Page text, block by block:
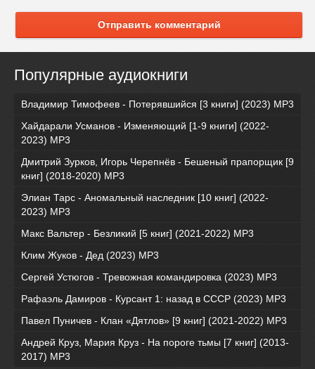
Отправить комментарий
Популярные аудиокниги
Владимир Тимофеев - Потерявшийся [3 книги] (2023) МР3
Хайдарали Усманов - Изменяющий [1-9 книги] (2022-
2023) МР3
Дмитрий Зурков, Игорь Черепнёв - Бешеный прапорщик [9
книг] (2018-2020) МР3
Элиан Тарс - Аномальный наследник [10 книг] (2022-
2023) MP3
Макс Вальтер - Безликий [5 книг] (2021-2022) МР3
Клим Жуков - Дед (2023) MP3
Сергей Устюгов - Тревожная командировка (2023) МР3
Рафаэль Дамиров - Курсант 1: назад в СССР (2023) МР3
Павел Пуничев - Клан «Дятлов» [9 книг] (2021-2022) MP3
Андрей Круз, Мария Круз - На пороге тьмы [7 книг] (2013-
2017) МР3